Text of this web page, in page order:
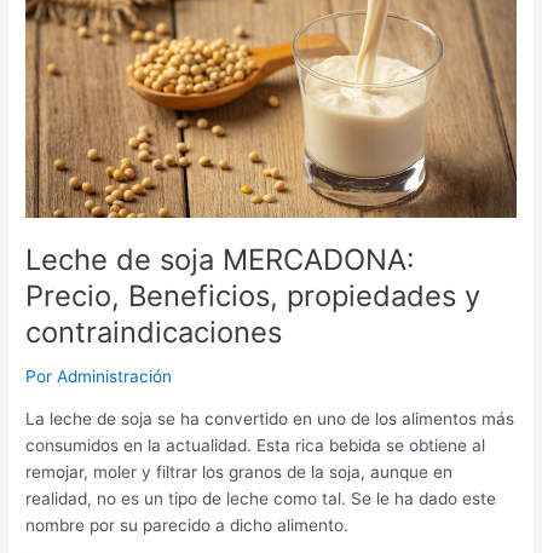
Leche de soja MERCADONA:
Precio, Beneficios, propiedades y
contraindicaciones
PorAdministración
La leche de soja se ha convertido en uno de los alimentos más
consumidos en la actualidad. Esta rica bebida se obtiene al
remojar, moler y filtrar los granos de la soja, aunque en
realidad, no es un tipo de leche como tal. Se le ha dado este
nombre por su parecido a dicho alimento.